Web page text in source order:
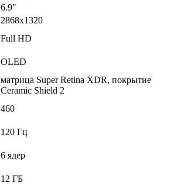
6.9"
2868x1320
Full HD
OLED
матрица Super Retina XDR, покрытие
Ceramic Shield 2
460
120 Гц
6 ядер
12 ГБ